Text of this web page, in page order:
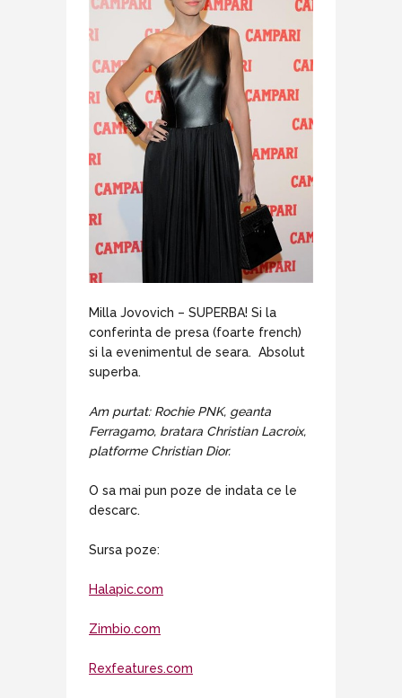
Milla Jovovich – SUPERBA! Si la
conferinta de presa (foarte french)
si la evenimentul de seara. Absolut
superba.
Am purtat: Rochie PNK, geanta
Ferragamo, bratara Christian Lacroix,
platforme Christian Dior.
O sa mai pun poze de indata ce le
descarc.
Sursa poze:
Halapic.com
Zimbio.com
Rexfeatures.com